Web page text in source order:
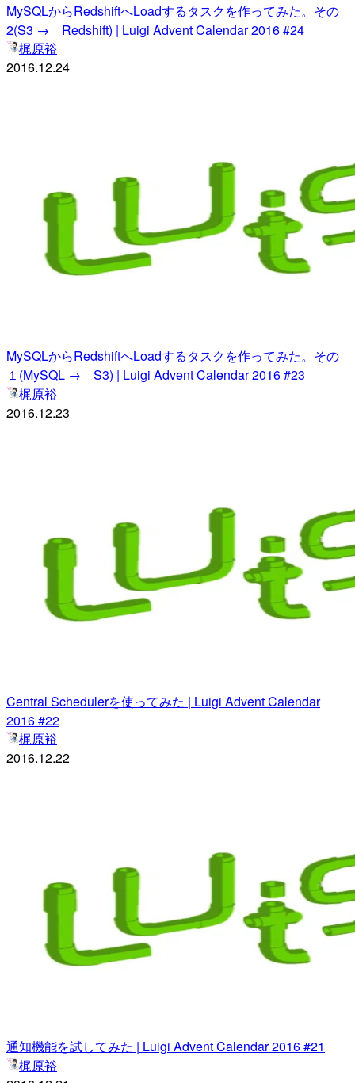
MySQLからRedshiftへLoadするタスクを作ってみた。その
2(S3 → Redshift) | Luigi Advent Calendar 2016 #24
梶原裕
2016.12.24
MySQLからRedshiftへLoadするタスクを作ってみた。その
１(MySQL → S3) | Luigi Advent Calendar 2016 #23
梶原裕
2016.12.23
Central Schedulerを使ってみた | Luigi Advent Calendar
2016 #22
梶原裕
2016.12.22
通知機能を試してみた | Luigi Advent Calendar 2016 #21
梶原裕